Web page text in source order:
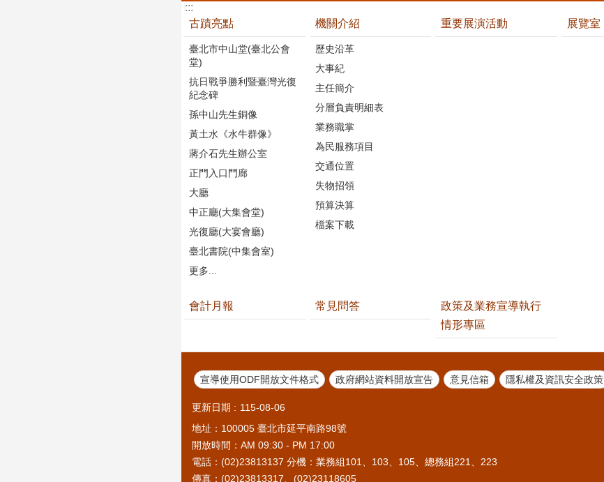
:::
古蹟亮點
臺北市中山堂(臺北公會
堂)
抗日戰爭勝利暨臺灣光復
紀念碑
孫中山先生銅像
黃土水《水牛群像》
蔣介石先生辦公室
正門入口門廊
大廳
中正廳(大集會堂)
光復廳(大宴會廳)
臺北書院(中集會室)
更多...
機關介紹
歷史沿革
大事紀
主任簡介
分層負責明細表
業務職掌
為民服務項目
交通位置
失物招領
預算決算
檔案下載
重要展演活動 展覽室
會計月報 常見問答
政策及業務宣導執行
情形專區
宣導使用ODF開放文件格式 政府網站資料開放宣告 意見信箱 隱私權及資訊安全政策
更新日期
115-08-06
地址：100005 臺北市延平南路98號
開放時間：AM 09:30 - PM 17:00
電話：(02)23813137 分機：業務組101、103、105、總務組221、223
傳真：(02)23813317、(02)23118605